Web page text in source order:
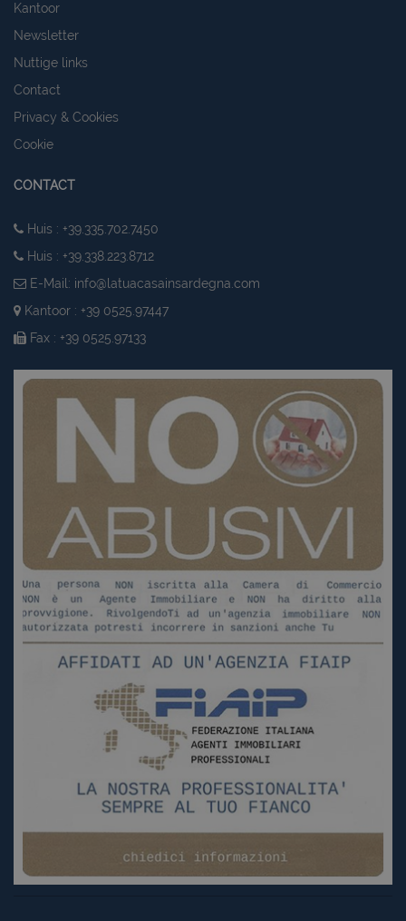
Kantoor
Newsletter
Nuttige links
Contact
Privacy & Cookies
Cookie
CONTACT
Huis : +39.335.702.7450
Huis : +39.338.223.8712
E-Mail: info@latuacasainsardegna.com
Kantoor : +39 0525.97447
Fax : +39 0525.97133